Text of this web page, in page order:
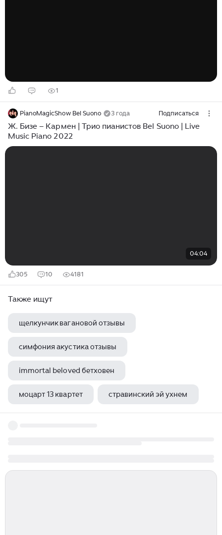
1
PianoMagicShow Bel Suono 3 года Подписаться
Ж. Бизе – Кармен | Трио пианистов Bel Suono | Live
Music Piano 2022
04:04
305 10 4181
Также ищут
щелкунчик вагановой отзывы
симфония акустика отзывы
immortal beloved бетховен
моцарт 13 квартет стравинский эй ухнем